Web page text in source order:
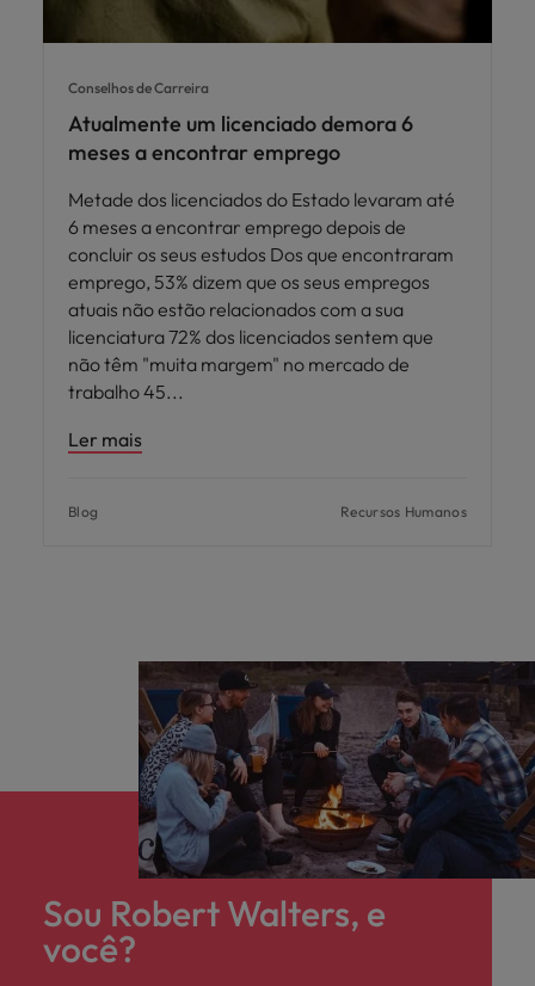
Conselhos de Carreira
Atualmente um licenciado demora 6
meses a encontrar emprego
Metade dos licenciados do Estado levaram até
6 meses a encontrar emprego depois de
concluir os seus estudos Dos que encontraram
emprego, 53% dizem que os seus empregos
atuais não estão relacionados com a sua
licenciatura 72% dos licenciados sentem que
não têm "muita margem" no mercado de
trabalho 45
Ler mais
Blog Recursos Humanos
Sou Robert Walters, e
você?